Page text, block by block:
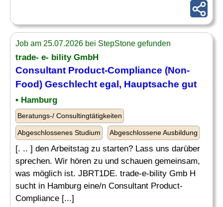
Job am 25.07.2026 bei StepStone gefunden
trade- e- bility GmbH
Consultant Product-Compliance (Non-
Food) Geschlecht egal, Hauptsache gut
• Hamburg
Beratungs-/ Consultingtätigkeiten
Abgeschlossenes Studium Abgeschlossene Ausbildung
[. .. ] den Arbeitstag zu starten? Lass uns darüber
sprechen. Wir hören zu und schauen gemeinsam,
was möglich ist. JBRT1DE. trade-e-bility Gmb H
sucht in Hamburg eine/n Consultant Product-
Compliance [...]